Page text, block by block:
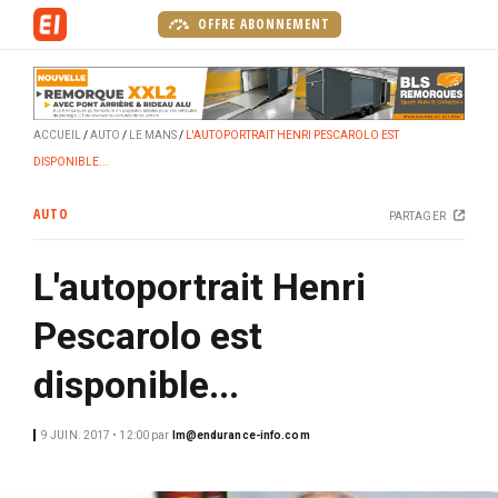
OFFRE ABONNEMENT
ACCUEIL AUTO LE MANS L'AUTOPORTRAIT HENRI PESCAROLO EST
DISPONIBLE...
AUTO PARTAGER
L'autoportrait Henri
Pescarolo est
disponible...
9 JUIN. 2017 • 12:00 par lm@endurance-info.com